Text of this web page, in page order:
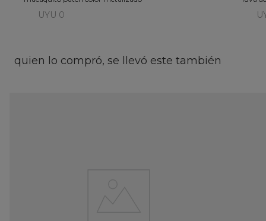
UYU 0
quien lo compró, se llevó este también